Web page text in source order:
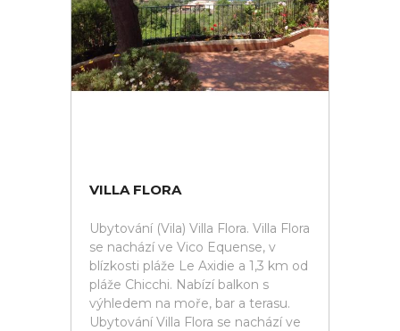
VILLA FLORA
Ubytování (Vila) Villa Flora. Villa Flora
se nachází ve Vico Equense, v
blízkosti pláže Le Axidie a 1,3 km od
pláže Chicchi. Nabízí balkon s
výhledem na moře, bar a terasu.
Ubytování Villa Flora se nachází ve